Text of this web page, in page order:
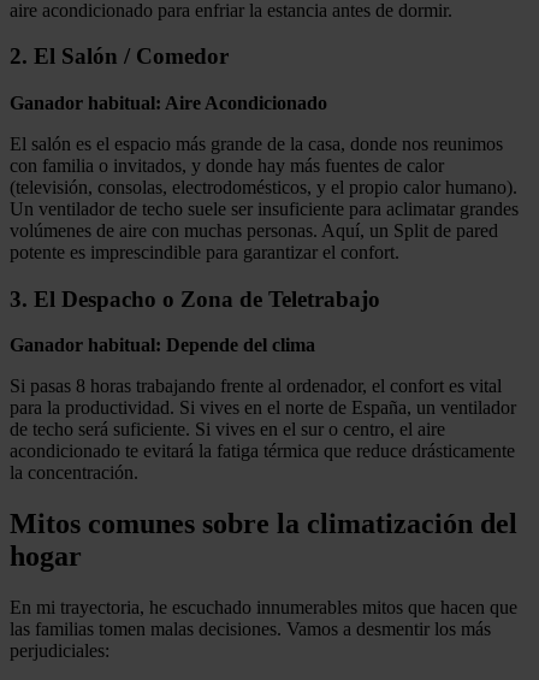
aire acondicionado para enfriar la estancia antes de dormir.
2. El Salón / Comedor
Ganador habitual: Aire Acondicionado
El salón es el espacio más grande de la casa, donde nos reunimos
con familia o invitados, y donde hay más fuentes de calor
(televisión, consolas, electrodomésticos, y el propio calor humano).
Un ventilador de techo suele ser insuficiente para aclimatar grandes
volúmenes de aire con muchas personas. Aquí, un Split de pared
potente es imprescindible para garantizar el confort.
3. El Despacho o Zona de Teletrabajo
Ganador habitual: Depende del clima
Si pasas 8 horas trabajando frente al ordenador, el confort es vital
para la productividad. Si vives en el norte de España, un ventilador
de techo será suficiente. Si vives en el sur o centro, el aire
acondicionado te evitará la fatiga térmica que reduce drásticamente
la concentración.
Mitos comunes sobre la climatización del
hogar
En mi trayectoria, he escuchado innumerables mitos que hacen que
las familias tomen malas decisiones. Vamos a desmentir los más
perjudiciales: